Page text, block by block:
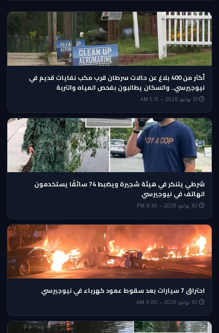
أكثر من 400 بلاغ عن حالات سرطان قرب مكب نفايات قديم في
نيوجيرسي.. والسكان يطالبون بفحص المياه والتربة
شرطي يتنكر في هيئة شجيرة ويضبط 74 سائقًا يستخدمون
الهاتف في نيوجيرسي
احتراق 7 سيارات بعد سقوط عمود كهرباء في نيوجيرسي